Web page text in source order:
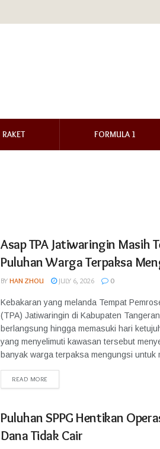
RAKET FORMULA 1
Asap TPA Jatiwaringin Masih
Puluhan Warga Terpaksa
BY HAN ZHOU JULY 6, 2026 0
Kebakaran yang melanda Tempat
(TPA) Jatiwaringin di Kabupaten
berlangsung hingga memasuki hari
yang menyelimuti kawasan tersebut
banyak warga terpaksa mengungsi untuk
READ MORE
Puluhan SPPG Hentikan
Dana Tidak Cair